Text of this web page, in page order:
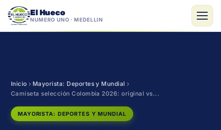
El Hueco
NÚMERO UNO · MEDELLÍN
Inicio
Mayorista: Deportes y Mundial
Camiseta selección Colombia 2026: original vs...
MAYORISTA: DEPORTES Y MUNDIAL